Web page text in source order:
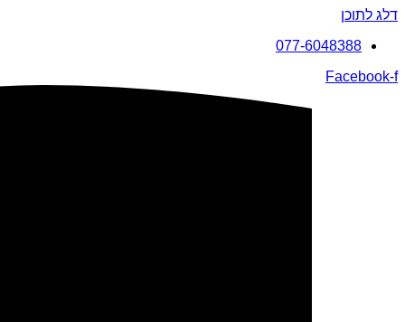
דלג לתוכן
077-6048388
Facebook-f